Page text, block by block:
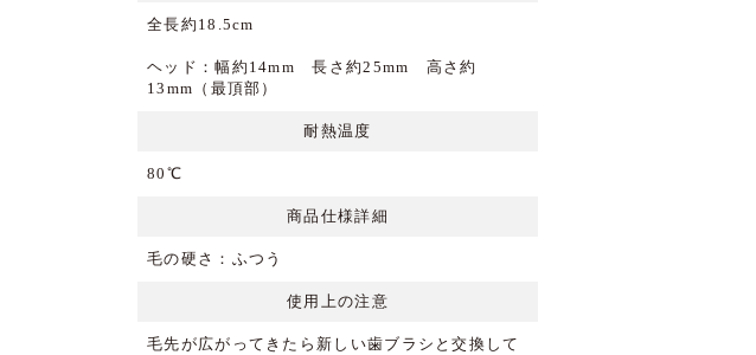
全長約18.5cm
ヘッド：幅約14mm 長さ約25mm 高さ約
13mm（最頂部）
耐熱温度
80℃
商品仕様詳細
毛の硬さ：ふつう
使用上の注意
毛先が広がってきたら新しい歯ブラシと交換して